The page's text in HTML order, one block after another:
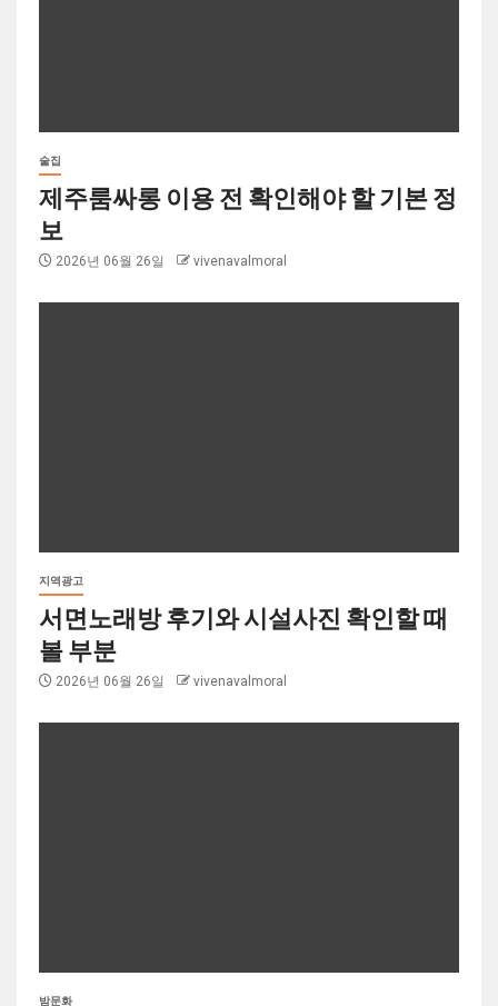
술집
제주룸싸롱 이용 전 확인해야 할 기본 정
보
2026년 06월 26일 vivenavalmoral
지역광고
서면노래방 후기와 시설사진 확인할 때
볼 부분
2026년 06월 26일 vivenavalmoral
밤문화